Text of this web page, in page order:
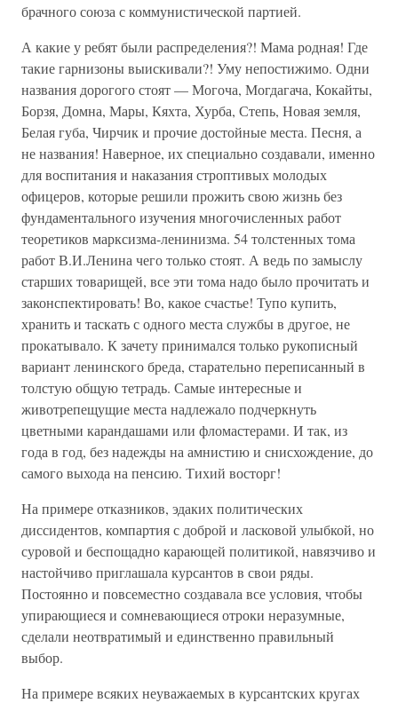
брачного союза с коммунистической партией.
А какие у ребят были распределения?! Мама родная! Где
такие гарнизоны выискивали?! Уму непостижимо. Одни
названия дорогого стоят — Могоча, Могдагача, Кокайты,
Борзя, Домна, Мары, Кяхта, Хурба, Степь, Новая земля,
Белая губа, Чирчик и прочие достойные места. Песня, а
не названия! Наверное, их специально создавали, именно
для воспитания и наказания строптивых молодых
офицеров, которые решили прожить свою жизнь без
фундаментального изучения многочисленных работ
теоретиков марксизма-ленинизма. 54 толстенных тома
работ В.И.Ленина чего только стоят. А ведь по замыслу
старших товарищей, все эти тома надо было прочитать и
законспектировать! Во, какое счастье! Тупо купить,
хранить и таскать с одного места службы в другое, не
прокатывало. К зачету принимался только рукописный
вариант ленинского бреда, старательно переписанный в
толстую общую тетрадь. Самые интересные и
животрепещущие места надлежало подчеркнуть
цветными карандашами или фломастерами. И так, из
года в год, без надежды на амнистию и снисхождение, до
самого выхода на пенсию. Тихий восторг!
На примере отказников, эдаких политических
диссидентов, компартия с доброй и ласковой улыбкой, но
суровой и беспощадно карающей политикой, навязчиво и
настойчиво приглашала курсантов в свои ряды.
Постоянно и повсеместно создавала все условия, чтобы
упирающиеся и сомневающиеся отроки неразумные,
сделали неотвратимый и единственно правильный
выбор.
На примере всяких неуважаемых в курсантских кругах